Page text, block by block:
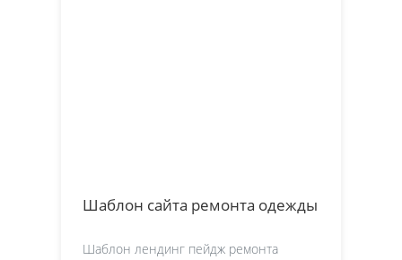
Шаблон сайта ремонта одежды
Шаблон лендинг пейдж ремонта